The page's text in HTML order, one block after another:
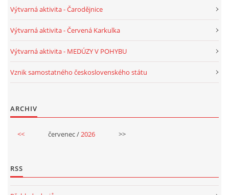
SMYSLOVÁ AKTIVITA
MONTESSORI AKTIVITA
JÓGOVÉ CVIČENÍ, TYPY, RADY, RECENZE
STÁTNÍ SVÁTKY
20.10. DEN STROMŮ
Výtvarná aktivita - Čarodějnice
Výtvarná aktivita - Červená Karkulka
Výtvarná aktivita - MEDÚZY V POHYBU
Vznik samostatného československého státu
ARCHIV
<< červenec /2026 >>
RSS